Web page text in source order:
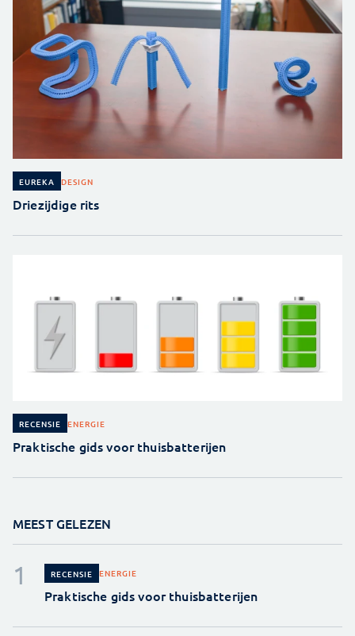
EUREKA DESIGN
Driezijdige rits
RECENSIE ENERGIE
Praktische gids voor thuisbatterijen
MEEST GELEZEN
RECENSIE ENERGIE
Praktische gids voor thuisbatterijen